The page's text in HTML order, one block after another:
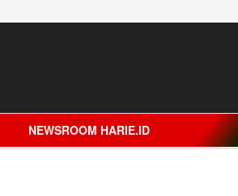
NEWSROOM HARIE.ID